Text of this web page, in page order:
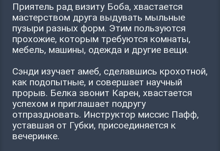
Приятель рад визиту Боба, хвастается
мастерством друга выдувать мыльные
пузыри разных форм. Этим пользуются
прохожие, которым требуются комнаты,
мебель, машины, одежда и другие вещи.
Сэнди изучает амеб, сделавшись крохотной,
как подопытные, и совершает научный
прорыв. Белка звонит Карен, хвастается
успехом и приглашает подругу
отпраздновать. Инструктор миссис Пафф,
уставшая от Губки, присоединяется к
вечеринке.